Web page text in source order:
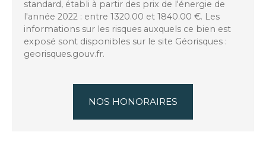
standard, établi à partir des prix de l'énergie de
l'année 2022 : entre 1320.00 et 1840.00 €. Les
informations sur les risques auxquels ce bien est
exposé sont disponibles sur le site Géorisques :
georisques.gouv.fr.
NOS HONORAIRES